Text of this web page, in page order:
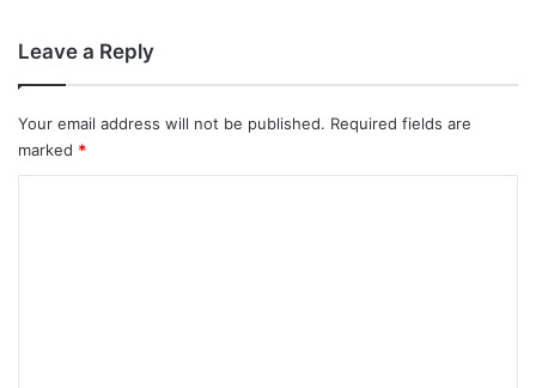
Leave a Reply
Your email address will not be published. Required fields are
marked *